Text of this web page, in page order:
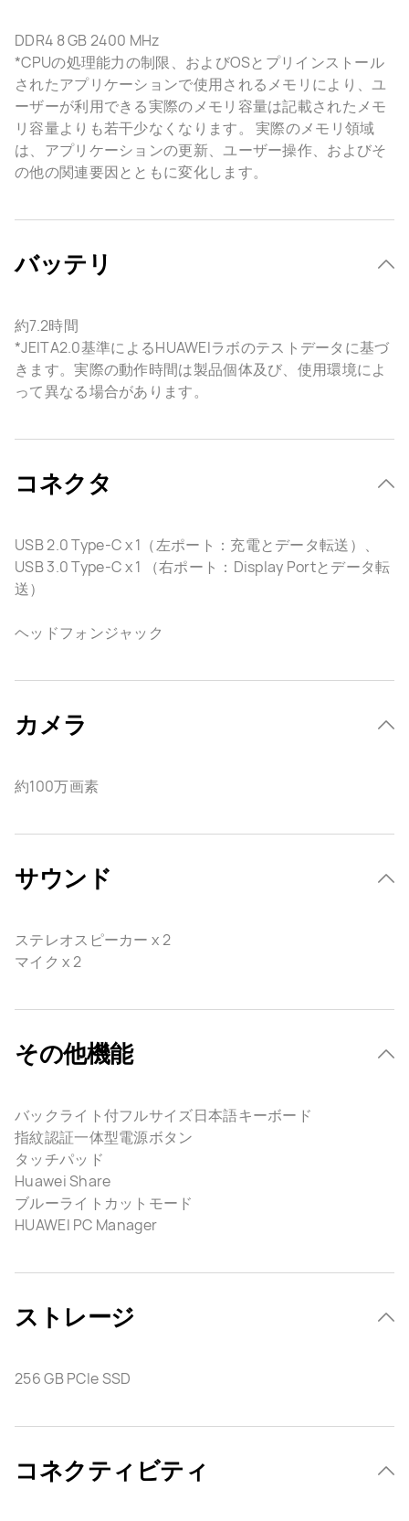
DDR4 8 GB 2400 MHz
*CPUの処理能力の制限、およびOSとプリインストール
されたアプリケーションで使用されるメモリにより、ユ
ーザーが利用できる実際のメモリ容量は記載されたメモ
リ容量よりも若干少なくなります。 実際のメモリ領域
は、アプリケーションの更新、ユーザー操作、およびそ
の他の関連要因とともに変化します。
バッテリ
約7.2時間
*JEITA2.0基準によるHUAWEIラボのテストデータに基づ
きます。実際の動作時間は製品個体及び、使用環境によ
って異なる場合があります。
コネクタ
USB 2.0 Type-C x 1（左ポート：充電とデータ転送）、
USB 3.0 Type-C x 1 （右ポート：Display Portとデータ転
送）
ヘッドフォンジャック
カメラ
約100万画素
サウンド
ステレオスピーカー x 2
マイク x 2
その他機能
バックライト付フルサイズ日本語キーボード
指紋認証一体型電源ボタン
タッチパッド
Huawei Share
ブルーライトカットモード
HUAWEI PC Manager
ストレージ
256 GB PCle SSD
コネクティビティ